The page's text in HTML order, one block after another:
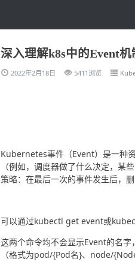
深入理解k8s中的Event机
2022年2月18日 5411浏览
Kubernetes事件（Event）是一种
（例如，调度器做了什么决定，
策略：在最后一次的事件发生后，
可以通过kubectl get event或
这两个命令均不会显示Event的名
（格式为pod/{Pod名}、node/